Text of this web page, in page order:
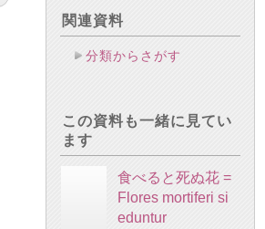
関連資料
分類からさがす
この資料も一緒に見てい
ます
食べると死ぬ花 =
Flores mortiferi si
eduntur